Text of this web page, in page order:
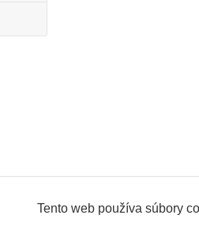
Tento web používa súbory